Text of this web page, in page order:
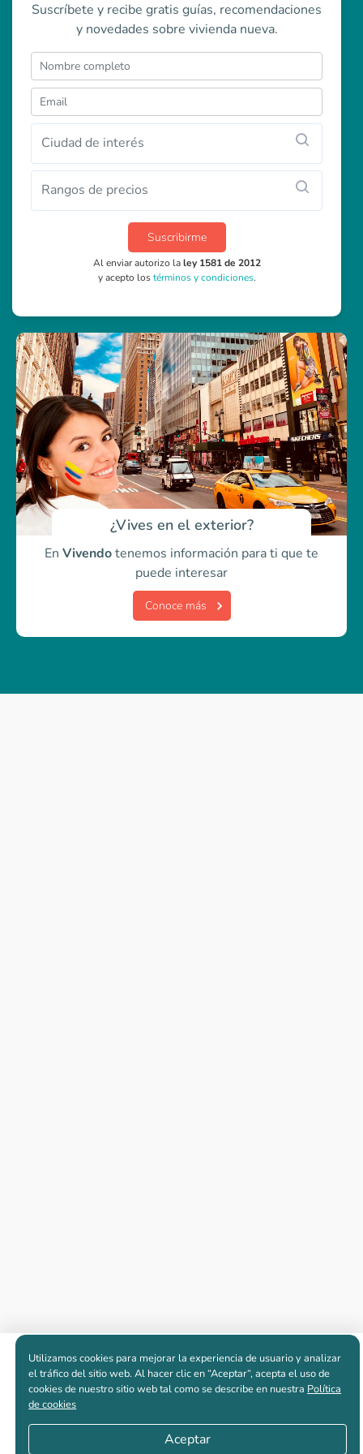
Suscríbete y recibe gratis guías, recomendaciones
y novedades sobre vivienda nueva.
Ciudad de interés
Rangos de precios
Suscribirme
Al enviar autorizo laley 1581 de 2012
y acepto lostérminos y condiciones.
¿Vives en el exterior?
En Vivendotenemos información para ti que te
puede interesar
Conoce más
Apartamentos nuevos
Casas nuevas en venta
Utilizamos cookies para mejorar la experiencia de usuario y analizar
el tráfico del sitio web. Al hacer clic en “Aceptar“, acepta el uso de
cookies de nuestro sitio web tal como se describe en nuestra Política
de cookies
Aceptar